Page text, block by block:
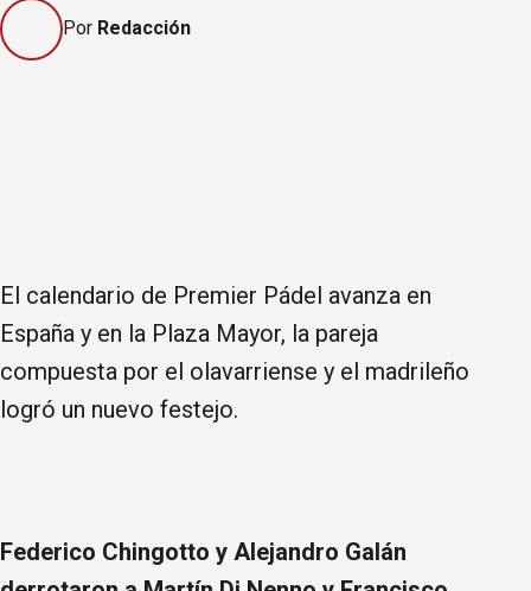
Por Redacción
El calendario de Premier Pádel avanza en
España y en la Plaza Mayor, la pareja
compuesta por el olavarriense y el madrileño
logró un nuevo festejo.
Federico Chingotto y Alejandro Galán